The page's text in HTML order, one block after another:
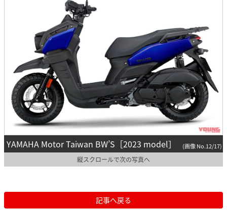
YAMAHA Motor Taiwan BW’S［2023 model］ (画像 No.12/17)
縦スクロールで次の写真へ
記事へ戻る